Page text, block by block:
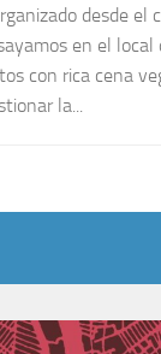
desde el
en el local
con rica cena
la...